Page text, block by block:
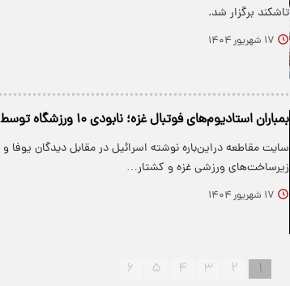
تاشکند برگزار شد.
۱۷ شهریور ۱۴۰۴
بمباران استادیوم‌های فوتبال غزه؛ نابودی ۱۰ ورزشگاه توسط ارتش اسرائیل + ویدیو
سایت مقاطعه دراین‌باره نوشته اسرائیل در مقابل دیدگان یوفا
زیرساخت‌های ورزشی غزه و کشتار…
۱۷ شهریور ۱۴۰۴
۱ ۲ ۳ ۴ ۵ ۶